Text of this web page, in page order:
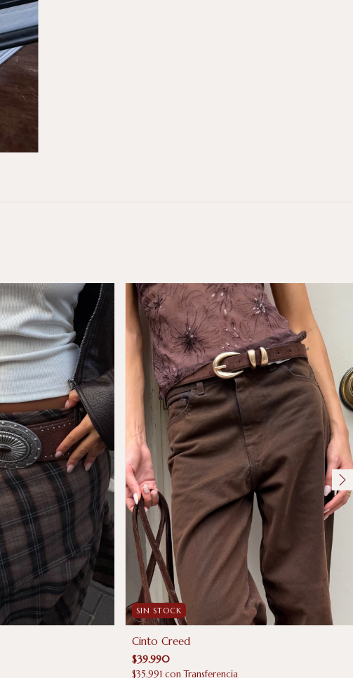
SIN STOCK
Cinto Creed
$39.990
$35.991con Transferencia